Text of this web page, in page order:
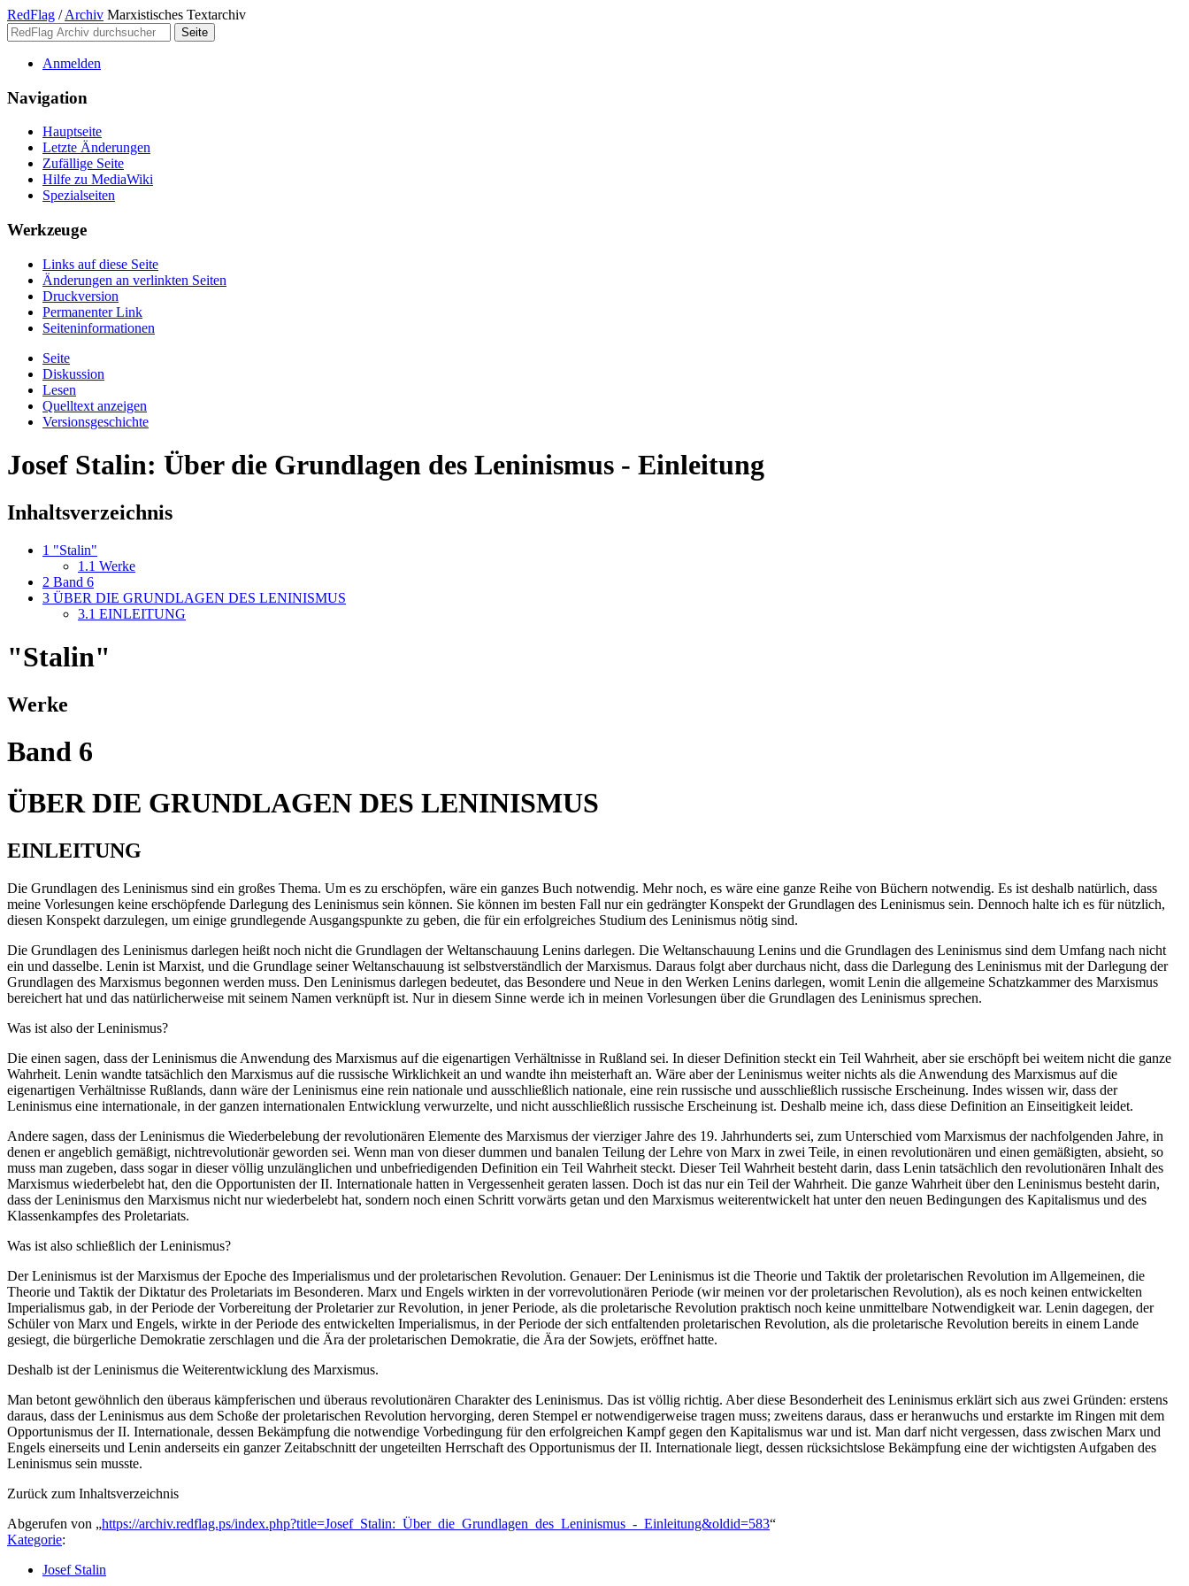
RedFlag / Archiv Marxistisches Textarchiv
Anmelden
Navigation
Hauptseite
Letzte Änderungen
Zufällige Seite
Hilfe zu MediaWiki
Spezialseiten
Werkzeuge
Links auf diese Seite
Änderungen an verlinkten Seiten
Druckversion
Permanenter Link
Seiten­­informationen
Seite
Diskussion
Lesen
Quelltext anzeigen
Versionsgeschichte
Josef Stalin: Über die Grundlagen des Leninismus - Einleitung
Inhaltsverzeichnis
1 "Stalin"
1.1 Werke
2 Band 6
3 ÜBER DIE GRUNDLAGEN DES LENINISMUS
3.1 EINLEITUNG
"Stalin"
Werke
Band 6
ÜBER DIE GRUNDLAGEN DES LENINISMUS
EINLEITUNG
Die Grundlagen des Leninismus sind ein großes Thema. Um es zu erschöpfen, wäre ein ganzes Buch notwendig. Mehr noch, es wäre eine ganze Reihe von Büchern notwendig. Es ist deshalb natürlich, dass
meine Vorlesungen keine erschöpfende Darlegung des Leninismus sein können. Sie können im besten Fall nur ein gedrängter Konspekt der Grundlagen des Leninismus sein. Dennoch halte ich es für nützlich,
diesen Konspekt darzulegen, um einige grundlegende Ausgangspunkte zu geben, die für ein erfolgreiches Studium des Leninismus nötig sind.
Die Grundlagen des Leninismus darlegen heißt noch nicht die Grundlagen der Weltanschauung Lenins darlegen. Die Weltanschauung Lenins und die Grundlagen des Leninismus sind dem Umfang nach nicht
ein und dasselbe. Lenin ist Marxist, und die Grundlage seiner Weltanschauung ist selbstverständlich der Marxismus. Daraus folgt aber durchaus nicht, dass die Darlegung des Leninismus mit der Darlegung der
Grundlagen des Marxismus begonnen werden muss. Den Leninismus darlegen bedeutet, das Besondere und Neue in den Werken Lenins darlegen, womit Lenin die allgemeine Schatzkammer des Marxismus
bereichert hat und das natürlicherweise mit seinem Namen verknüpft ist. Nur in diesem Sinne werde ich in meinen Vorlesungen über die Grundlagen des Leninismus sprechen.
Was ist also der Leninismus?
Die einen sagen, dass der Leninismus die Anwendung des Marxismus auf die eigenartigen Verhältnisse in Rußland sei. In dieser Definition steckt ein Teil Wahrheit, aber sie erschöpft bei weitem nicht die ganze
Wahrheit. Lenin wandte tatsächlich den Marxismus auf die russische Wirklichkeit an und wandte ihn meisterhaft an. Wäre aber der Leninismus weiter nichts als die Anwendung des Marxismus auf die
eigenartigen Verhältnisse Rußlands, dann wäre der Leninismus eine rein nationale und ausschließlich nationale, eine rein russische und ausschließlich russische Erscheinung. Indes wissen wir, dass der
Leninismus eine internationale, in der ganzen internationalen Entwicklung verwurzelte, und nicht ausschließlich russische Erscheinung ist. Deshalb meine ich, dass diese Definition an Einseitigkeit leidet.
Andere sagen, dass der Leninismus die Wiederbelebung der revolutionären Elemente des Marxismus der vierziger Jahre des 19. Jahrhunderts sei, zum Unterschied vom Marxismus der nachfolgenden Jahre, in
denen er angeblich gemäßigt, nichtrevolutionär geworden sei. Wenn man von dieser dummen und banalen Teilung der Lehre von Marx in zwei Teile, in einen revolutionären und einen gemäßigten, absieht, so
muss man zugeben, dass sogar in dieser völlig unzulänglichen und unbefriedigenden Definition ein Teil Wahrheit steckt. Dieser Teil Wahrheit besteht darin, dass Lenin tatsächlich den revolutionären Inhalt des
Marxismus wiederbelebt hat, den die Opportunisten der II. Internationale hatten in Vergessenheit geraten lassen. Doch ist das nur ein Teil der Wahrheit. Die ganze Wahrheit über den Leninismus besteht darin,
dass der Leninismus den Marxismus nicht nur wiederbelebt hat, sondern noch einen Schritt vorwärts getan und den Marxismus weiterentwickelt hat unter den neuen Bedingungen des Kapitalismus und des
Klassenkampfes des Proletariats.
Was ist also schließlich der Leninismus?
Der Leninismus ist der Marxismus der Epoche des Imperialismus und der proletarischen Revolution. Genauer: Der Leninismus ist die Theorie und Taktik der proletarischen Revolution im Allgemeinen, die
Theorie und Taktik der Diktatur des Proletariats im Besonderen. Marx und Engels wirkten in der vorrevolutionären Periode (wir meinen vor der proletarischen Revolution), als es noch keinen entwickelten
Imperialismus gab, in der Periode der Vorbereitung der Proletarier zur Revolution, in jener Periode, als die proletarische Revolution praktisch noch keine unmittelbare Notwendigkeit war. Lenin dagegen, der
Schüler von Marx und Engels, wirkte in der Periode des entwickelten Imperialismus, in der Periode der sich entfaltenden proletarischen Revolution, als die proletarische Revolution bereits in einem Lande
gesiegt, die bürgerliche Demokratie zerschlagen und die Ära der proletarischen Demokratie, die Ära der Sowjets, eröffnet hatte.
Deshalb ist der Leninismus die Weiterentwicklung des Marxismus.
Man betont gewöhnlich den überaus kämpferischen und überaus revolutionären Charakter des Leninismus. Das ist völlig richtig. Aber diese Besonderheit des Leninismus erklärt sich aus zwei Gründen: erstens
daraus, dass der Leninismus aus dem Schoße der proletarischen Revolution hervorging, deren Stempel er notwendigerweise tragen muss; zweitens daraus, dass er heranwuchs und erstarkte im Ringen mit dem
Opportunismus der II. Internationale, dessen Bekämpfung die notwendige Vorbedingung für den erfolgreichen Kampf gegen den Kapitalismus war und ist. Man darf nicht vergessen, dass zwischen Marx und
Engels einerseits und Lenin anderseits ein ganzer Zeitabschnitt der ungeteilten Herrschaft des Opportunismus der II. Internationale liegt, dessen rücksichtslose Bekämpfung eine der wichtigsten Aufgaben des
Leninismus sein musste.
Zurück zum Inhaltsverzeichnis
Abgerufen von „https://archiv.redflag.ps/index.php?title=Josef_Stalin:_Über_die_Grundlagen_des_Leninismus_-_Einleitung&oldid=583“
Kategorie:
Josef Stalin